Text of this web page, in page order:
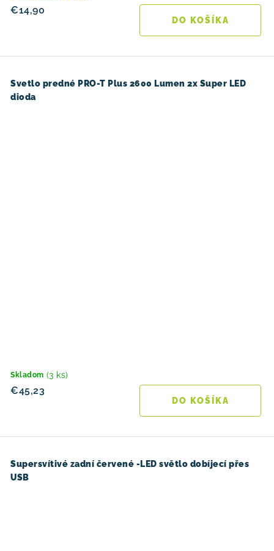
€14,90
DO KOŠÍKA
Svetlo predné PRO-T Plus 2600 Lumen 2x Super LED
dioda
Skladom (3 ks)
€45,23
DO KOŠÍKA
Supersvítivé zadní červené -LED světlo dobíjecí přes
USB